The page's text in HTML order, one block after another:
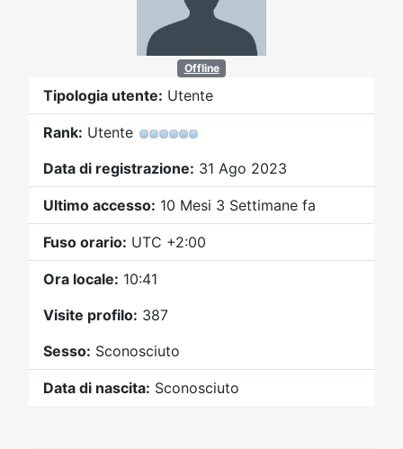
Forum
Offline
Tipologia utente: Utente
Rank: Utente
Data di registrazione: 31 Ago 2023
Ultimo accesso: 10 Mesi 3 Settimane fa
Fuso orario: UTC +2:00
Ora locale: 10:41
Visite profilo: 387
Sesso: Sconosciuto
Data di nascita: Sconosciuto